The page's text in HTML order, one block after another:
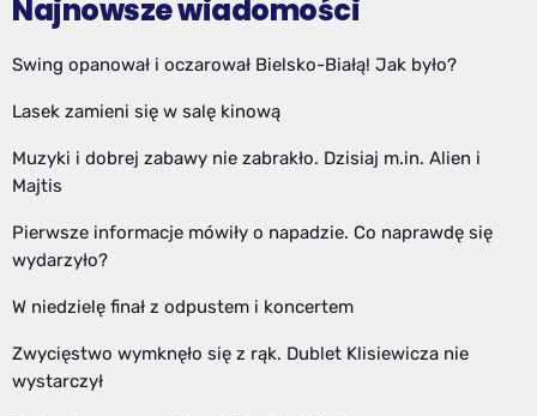
Najnowsze wiadomości
Swing opanował i oczarował Bielsko-Białą! Jak było?
Lasek zamieni się w salę kinową
Muzyki i dobrej zabawy nie zabrakło. Dzisiaj m.in. Alien i
Majtis
Pierwsze informacje mówiły o napadzie. Co naprawdę się
wydarzyło?
W niedzielę finał z odpustem i koncertem
Zwycięstwo wymknęło się z rąk. Dublet Klisiewicza nie
wystarczył